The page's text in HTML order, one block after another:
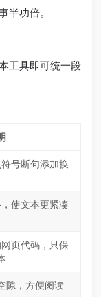
半功倍。
工具即可统一段
号断句添加换
使文本更紧凑
页代码，只保
隙，方便阅读